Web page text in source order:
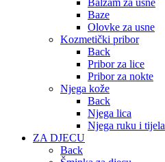
Balzam za usne
Baze
Olovke za usne
Kozmetički pribor
Back
Pribor za lice
Pribor za nokte
Njega kože
Back
Njega lica
Njega ruku i tijela
ZA DJECU
Back